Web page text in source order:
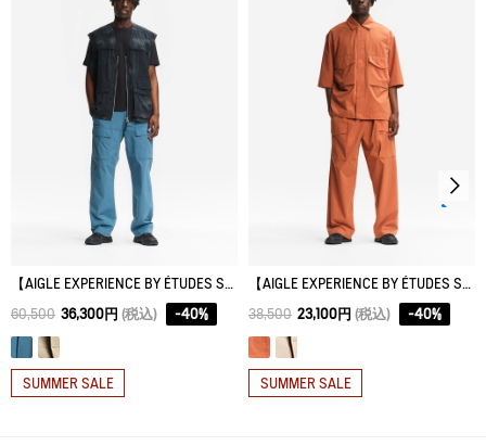
アイロン仕上げ処理はできない。
ドライクリーニング処理ができない。
ウェットクリーニング処理ができる。：通常の処理
XL 30
【AIGLE EXPERIENCE BY ÉTUDES STUDIO】 マルチポケットパンツ
60,500 36,300円 (税込) -40%
SUMMER SALE
【AIGLE EXPERIENCE BY ÉTUDES STUDIO】 吸水速乾 リラックスパンツ
38,500 23,100円 (税込) -40%
SUMMER SALE